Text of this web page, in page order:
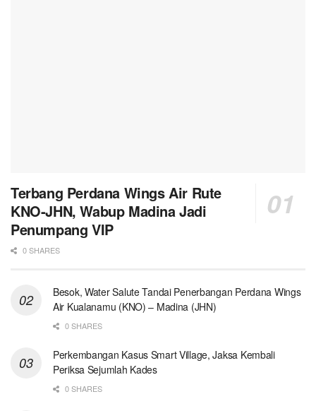
Terbang Perdana Wings Air Rute
KNO-JHN, Wabup Madina Jadi
Penumpang VIP
0 SHARES
Besok, Water Salute Tandai Penerbangan Perdana Wings
Air Kualanamu (KNO) – Madina (JHN)
0 SHARES
Perkembangan Kasus Smart Village, Jaksa Kembali
Periksa Sejumlah Kades
0 SHARES